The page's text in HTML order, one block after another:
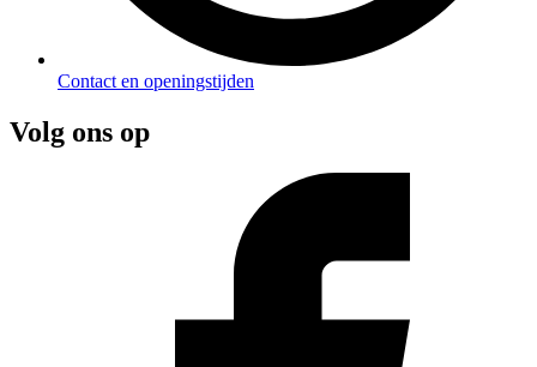
Contact en openingstijden
Volg ons op